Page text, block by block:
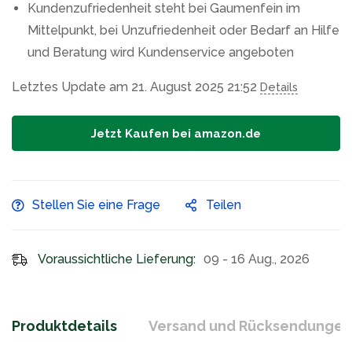
Kundenzufriedenheit steht bei Gaumenfein im
Mittelpunkt, bei Unzufriedenheit oder Bedarf an Hilfe
und Beratung wird Kundenservice angeboten
Letztes Update am 21. August 2025 21:52 Details
Jetzt Kaufen bei amazon.de
Stellen Sie eine Frage Teilen
Voraussichtliche Lieferung: 09 - 16 Aug., 2026
Produktdetails Versand und Rücksendungen